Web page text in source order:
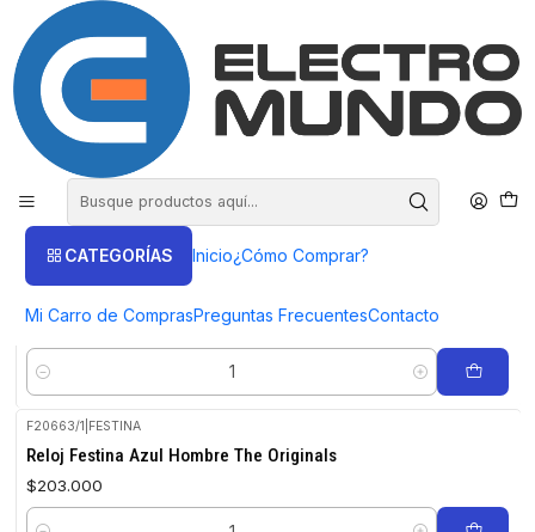
CATEGORÍAS Inicio¿Cómo Comprar?
Mi Carro de ComprasPreguntas FrecuentesContacto
COMPRA HASTA EN 3 CUOTAS SIN INTERES
Inicio Productos FESTINA
FESTINA
FILTROS
F16719/4| FESTINA
$147.000
Cantidad
F20663/1 FESTINA
Reloj Festina Azul Hombre The Originals
$203.000